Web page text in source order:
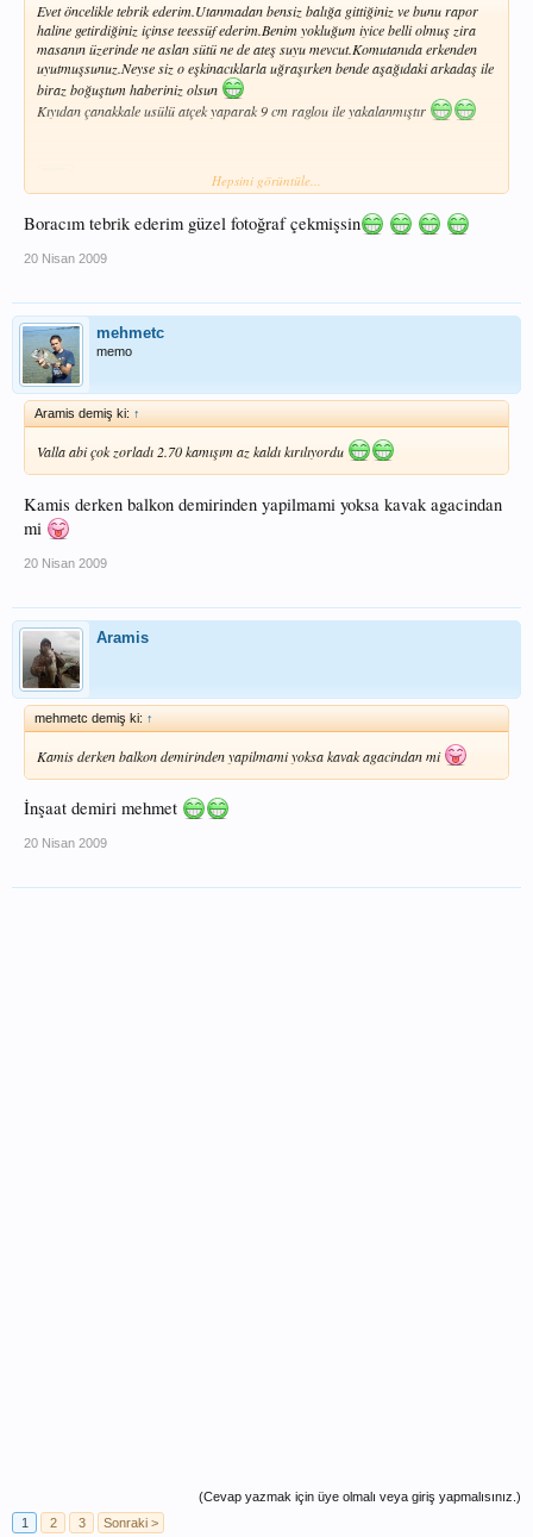
Evet öncelikle tebrik ederim.Utanmadan bensiz balığa gittiğiniz ve bunu rapor
haline getirdiğiniz içinse teessüf ederim.Benim yokluğum iyice belli olmuş zira
masanın üzerinde ne aslan sütü ne de ateş suyu mevcut.Komutanıda erkenden
uyutmuşsunuz.Neyse siz o eşkinacıklarla uğraşırken bende aşağıdaki arkadaş ile
biraz boğuştum haberiniz olsun
Kıyıdan çanakkale usülü atçek yaparak 9 cm raglou ile yakalanmıştır
Hepsini görüntüle...
Boracım tebrik ederim güzel fotoğraf çekmişsin
20 Nisan 2009
mehmetc
memo
Aramis demiş ki: ↑
Valla abi çok zorladı 2.70 kamışım az kaldı kırılıyordu
Kamis derken balkon demirinden yapilmami yoksa kavak agacindan
mi
20 Nisan 2009
Aramis
mehmetc demiş ki: ↑
Kamis derken balkon demirinden yapilmami yoksa kavak agacindan mi
İnşaat demiri mehmet
20 Nisan 2009
(Cevap yazmak için üye olmalı veya giriş yapmalısınız.)
1
2 3 Sonraki >